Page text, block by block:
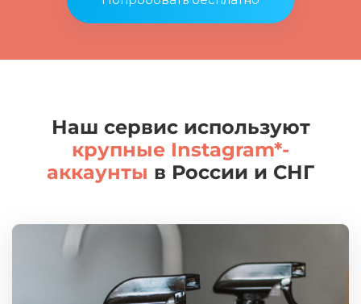
Наш сервис используют
крупные Instagram*-
аккаунты в России и СНГ